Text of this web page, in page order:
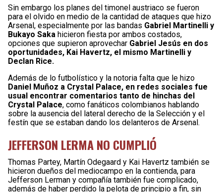
Sin embargo los planes del timonel austriaco se fueron
para el olvido en medio de la cantidad de ataques que hizo
Arsenal, especialmente por las bandas Gabriel Martinelli y
Bukayo Saka hicieron fiesta por ambos costados,
opciones que supieron aprovechar Gabriel Jesús en dos
oportunidades, Kai Havertz, el mismo Martinelli y
Declan Rice.
Además de lo futbolístico y la notoria falta que le hizo
Daniel Muñoz a Crystal Palace, en redes sociales fue
usual encontrar comentarios tanto de hinchas del
Crystal Palace, como fanáticos colombianos hablando
sobre la ausencia del lateral derecho de la Selección y el
festín que se estaban dando los delanteros de Arsenal.
JEFFERSON LERMA NO CUMPLIÓ
Thomas Partey, Martín Odegaard y Kai Havertz también se
hicieron dueños del mediocampo en la contienda, para
Jefferson Lerman y compañía también fue complicado,
además de haber perdido la pelota de principio a fin, sin